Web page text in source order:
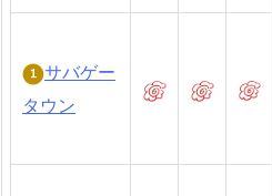
サバゲー
タウン